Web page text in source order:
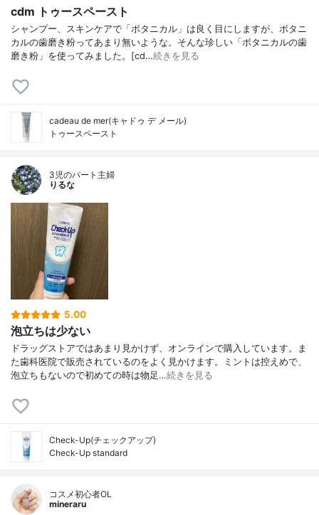
cdm トゥースペースト
シャンプー、スキンケアで「ボタニカル」は良く目にしますが、ボタニ
カルの歯磨き粉ってあまり無いような。そんな珍しい「ボタニカルの歯
磨き粉」を使ってみました。[cd…続きを見る
cadeau de mer(キャドゥ デ メール)
トゥースペースト
3児のパート主婦
りるな
5.00
泡立ちは少ない
ドラッグストアではあまり見かけず、オンラインで購入しています。ま
た歯科医院で販売されているのをよく見かけます。ミントは控えめで、
泡立ちもないので初めての時は物足…続きを見る
Check-Up(チェックアップ)
Check-Up standard
コスメ初心者OL
mineraru